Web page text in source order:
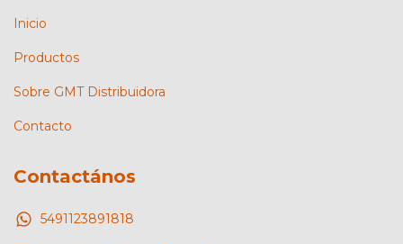
Inicio
Productos
Sobre GMT Distribuidora
Contacto
Contactános
5491123891818